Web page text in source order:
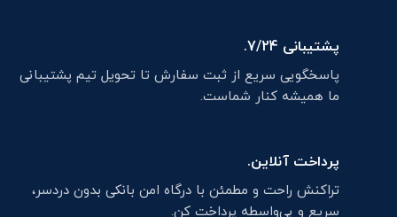
پشتیبانی 7/24.
پاسخگویی سریع از ثبت سفارش تا تحویل تیم پشتیبانی
ما همیشه کنار شماست.
پرداخت آنلاین.
تراکنش راحت و مطمئن با درگاه امن بانکی بدون دردسر،
سریع و بی‌واسطه پرداخت کن.